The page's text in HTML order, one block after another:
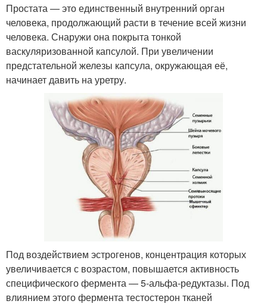
Простата — это единственный внутренний орган
человека, продолжающий расти в течение всей жизни
человека. Снаружи она покрыта тонкой
васкуляризованной капсулой. При увеличении
предстательной железы капсула, окружающая её,
начинает давить на уретру.
Под воздействием эстрогенов, концентрация которых
увеличивается с возрастом, повышается активность
специфического фермента — 5-альфа-редуктазы. Под
влиянием этого фермента тестостерон тканей